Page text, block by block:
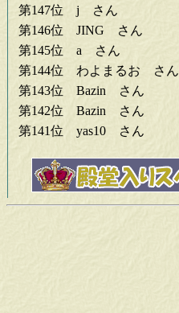
第147位 j さん
第146位 JING さん
第145位 a さん
第144位 わよまるお さん
第143位 Bazin さん
第142位 Bazin さん
第141位 yas10 さん